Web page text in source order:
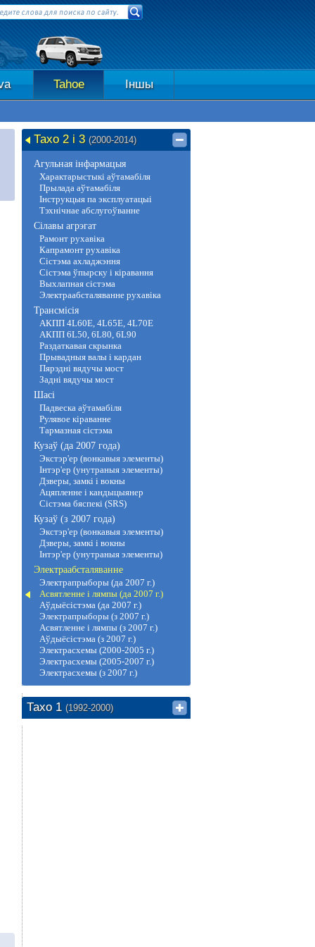
Tahoe Іншы
Тахо 2 і 3 (2000-2014)
Агульная інфармацыя
Характарыстыкі аўтамабіля
Прылада аўтамабіля
Інструкцыя па эксплуатацыі
Тэхнічнае абслугоўванне
Сілавы агрэгат
Рамонт рухавіка
Капрамонт рухавіка
Сістэма ахладжэння
Сістэма ўпырску і кіравання
Выхлапная сістэма
Электраабсталяванне рухавіка
Трансмісія
АКПП 4L60E, 4L65E, 4L70E
АКПП 6L50, 6L80, 6L90
Раздаткавая скрынка
Прывадныя валы і кардан
Пярэдні вядучы мост
Задні вядучы мост
Шасі
Падвеска аўтамабіля
Рулявое кіраванне
Тармазная сістэма
Кузаў (да 2007 года)
Экстэр'ер (вонкавыя элементы)
Інтэр'ер (унутраныя элементы)
Дзверы, замкі і вокны
Ацяпленне і кандыцыянер
Сістэма бяспекі (SRS)
Кузаў (з 2007 года)
Экстэр'ер (вонкавыя элементы)
Дзверы, замкі і вокны
Інтэр'ер (унутраныя элементы)
Электраабсталяванне
Электрапрыборы (да 2007 г.)
Асвятленне і лямпы (да 2007 г.)
Аўдыёсістэма (да 2007 г.)
Электрапрыборы (з 2007 г.)
Асвятленне і лямпы (з 2007 г.)
Аўдыёсістэма (з 2007 г.)
Электрасхемы (2000-2005 г.)
Электрасхемы (2005-2007 г.)
Электрасхемы (з 2007 г.)
Тахо 1 (1992-2000)